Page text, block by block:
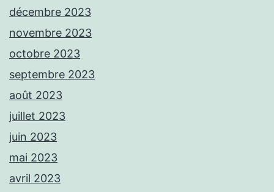
décembre 2023
novembre 2023
octobre 2023
septembre 2023
août 2023
juillet 2023
juin 2023
mai 2023
avril 2023